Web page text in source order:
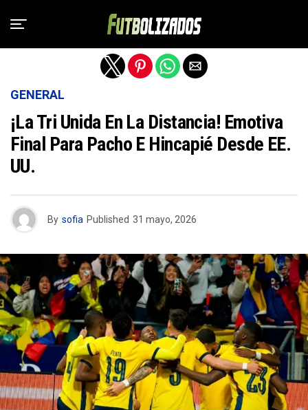
GENERAL
¡La Tri Unida En La Distancia! Emotiva
Final Para Pacho E Hincapié Desde EE.
UU.
By sofia Published 31 mayo, 2026
Salir de la versión móvil